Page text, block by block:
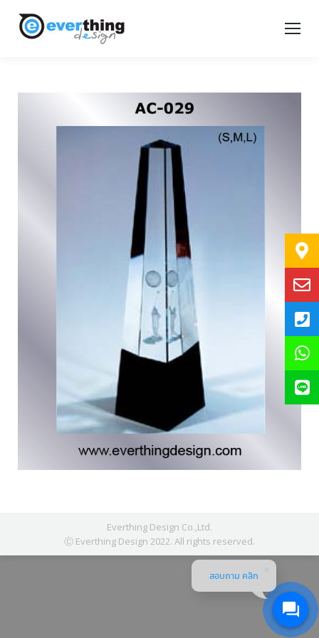
Everthing Design Co.,Ltd.
Ⓒ Everthing Design 2022. All rights reserved.
สอบถาม คลิก